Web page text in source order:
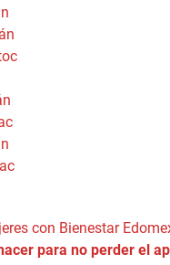
con Bienestar
para no perder el